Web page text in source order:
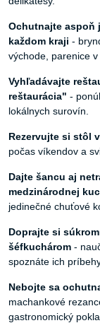
Ochutnajte aspoň
každom kraji -
východe, parenice v
Vyhľadávajte
reštaurácia" -
lokálnych surovín.
Rezervujte si stôl
počas víkendov a
Dajte šancu aj
medzinárodnej
jedinečné chuťové
Doprajte si
šéfkuchárom -
spoznáte ich
Nebojte sa
machankové
gastronomický